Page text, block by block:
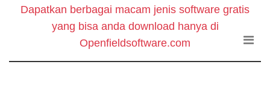
Dapatkan berbagai macam jenis software gratis
yang bisa anda download hanya di
Openfieldsoftware.com